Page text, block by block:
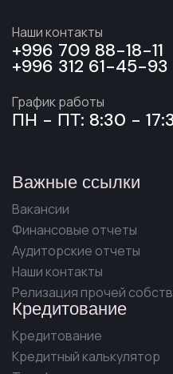
Наши контакты
+996 709 88-18-11
+996 312 61-45-93
График работы
ПН - ПТ: 8:30 -
Важные ссылки
Вакансии
Финансовые отчеты
Аудиторские отчеты
Наши контакты
Релизация прочей
Кредитование
Кредитование
Кредитный калькулятор